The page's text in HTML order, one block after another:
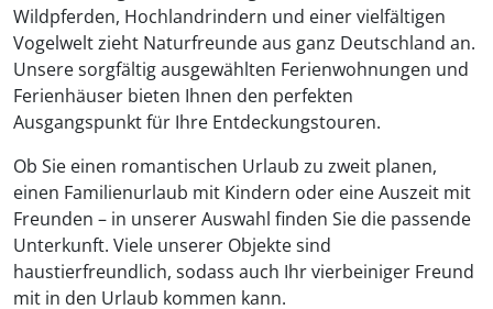
Wildpferden, Hochlandrindern und einer vielfältigen
Vogelwelt zieht Naturfreunde aus ganz Deutschland an.
Unsere sorgfältig ausgewählten Ferienwohnungen und
Ferienhäuser bieten Ihnen den perfekten
Ausgangspunkt für Ihre Entdeckungstouren.
Ob Sie einen romantischen Urlaub zu zweit planen,
einen Familienurlaub mit Kindern oder eine Auszeit mit
Freunden – in unserer Auswahl finden Sie die passende
Unterkunft. Viele unserer Objekte sind
haustierfreundlich, sodass auch Ihr vierbeiniger Freund
mit in den Urlaub kommen kann.